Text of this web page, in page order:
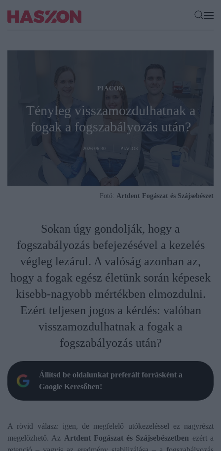
PIACOK
Tényleg visszamozdulhatnak a
fogak a fogszabályozás után?
2026-06-30 PIACOK
Fotó: Artdent Fogászat és Szájsebészet
Sokan úgy gondolják, hogy a
fogszabályozás befejezésével a kezelés
végleg lezárul. A valóság azonban az,
hogy a fogak egész életünk során képesek
kisebb-nagyobb mértékben elmozdulni.
Ezért teljesen jogos a kérdés: valóban
visszamozdulhatnak a fogak a
fogszabályozás után?
Állítsd be oldalunkat preferált forrásként a
Google Keresőben!
A rövid válasz: igen, de megfelelő utókezeléssel ez nagyrészt
megelőzhető. Az Artdent Fogászat és Szájsebészetben ezért a